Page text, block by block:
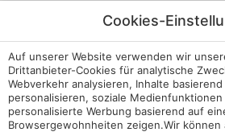
Beschwerdekanal
Interne Vorschriften
Cookie-
Cookies-
Auf unserer Website verwenden wir
Drittanbieter-Cookies für analytische
Webverkehr analysieren, Inhalte
personalisieren, soziale
personalisierte Werbung basierend auf
Browsergewohnheiten zeigen.Wir können